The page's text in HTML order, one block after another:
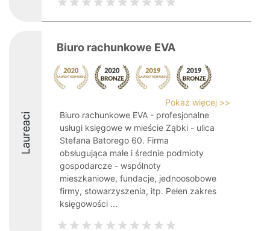
Laureaci
Biuro rachunkowe EVA
Pokaż więcej >>
Biuro rachunkowe EVA - profesjonalne
usługi księgowe w mieście Ząbki - ulica
Stefana Batorego 60. Firma
obsługująca małe i średnie podmioty
gospodarcze - wspólnoty
mieszkaniowe, fundacje, jednoosobowe
firmy, stowarzyszenia, itp. Pełen zakres
księgowości ...